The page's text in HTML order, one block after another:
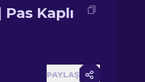
Kaplı
PAYLAŞ